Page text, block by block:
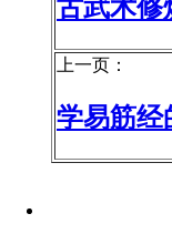
古武术修
上一页：
学易筋经